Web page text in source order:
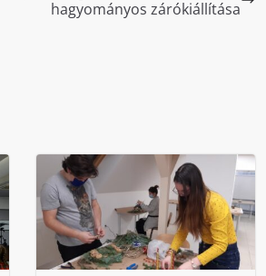
hagyományos zárókiállítása